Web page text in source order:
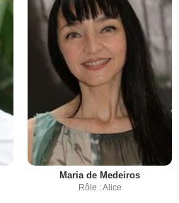
Maria de Medeiros
Rôle : Alice